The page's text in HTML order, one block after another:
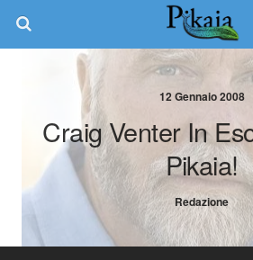
12 Gennaio 2008
Craig Venter In
Pikaia!
Redazione